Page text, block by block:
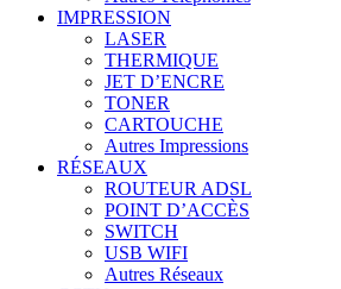
IMPRESSION
LASER
THERMIQUE
JET D’ENCRE
TONER
CARTOUCHE
Autres Impressions
RÉSEAUX
ROUTEUR ADSL
POINT D’ACCÈS
SWITCH
USB WIFI
Autres Réseaux